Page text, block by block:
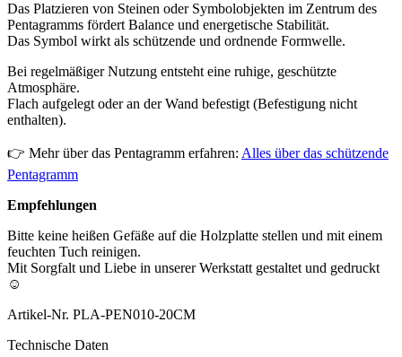
Das Platzieren von Steinen oder Symbolobjekten im Zentrum des
Pentagramms fördert Balance und energetische Stabilität.
Das Symbol wirkt als schützende und ordnende Formwelle.
Bei regelmäßiger Nutzung entsteht eine ruhige, geschützte
Atmosphäre.
Flach aufgelegt oder an der Wand befestigt (Befestigung nicht
enthalten).
👉 Mehr über das Pentagramm erfahren: Alles über das schützende
Pentagramm
Empfehlungen
Bitte keine heißen Gefäße auf die Holzplatte stellen und mit einem
feuchten Tuch reinigen.
Mit Sorgfalt und Liebe in unserer Werkstatt gestaltet und gedruckt
☺
Artikel-Nr. PLA-PEN010-20CM
Technische Daten